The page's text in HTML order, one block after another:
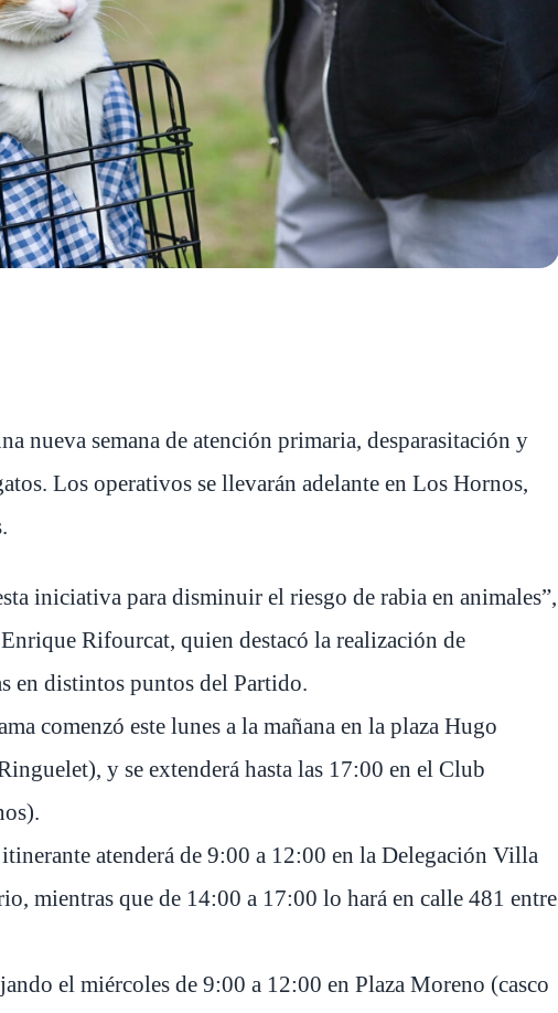
nueva semana de atención primaria, desparasitación y
Los operativos se llevarán adelante en Los Hornos,
iniciativa para disminuir el riesgo de rabia en animales”,
Rifourcat, quien destacó la realización de
en distintos puntos del Partido.
comenzó este lunes a la mañana en la plaza Hugo
y se extenderá hasta las 17:00 en el Club
atenderá de 9:00 a 12:00 en la Delegación Villa
mientras que de 14:00 a 17:00 lo hará en calle 481 entre
el miércoles de 9:00 a 12:00 en Plaza Moreno (casco